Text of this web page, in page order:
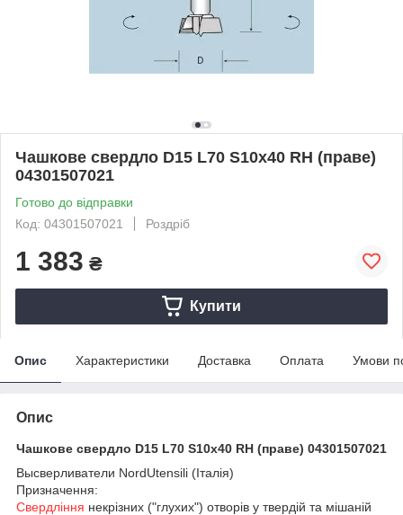
Чашкове свердло D15 L70 S10x40 RH (праве)
04301507021
Готово до відправки
Код: 04301507021
Роздріб
1 383 ₴
Купити
Опис Характеристики Доставка Оплата Умови
Опис
Чашкове свердло D15 L70 S10x40 RH (праве) 04301507021
Высверливатели NordUtensili (Італія)
Призначення:
Свердління некрізних ("глухих") отворів у твердій та мішаній